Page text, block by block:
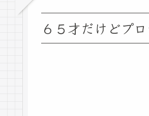
６５才だけどプ